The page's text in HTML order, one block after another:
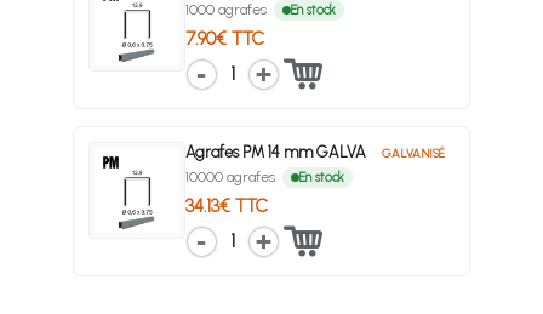
1000 agrafes En stock
7.90€ TTC
1
Agrafes PM 14 mm GALVA GALVANISÉ
10000 agrafes En stock
34.13€ TTC
1